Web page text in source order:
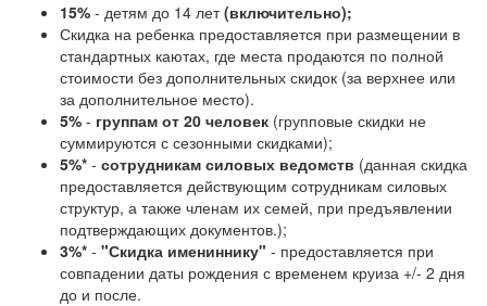
15% - детям до 14 лет(включительно);
Скидка на ребенка предоставляется при размещении в
стандартных каютах, где места продаются по полной
стоимости без дополнительных скидок (за верхнее или
за дополнительное место).
5% - группам от 20 человек (групповые скидки не
суммируются с сезонными скидками);
5%* - сотрудникам силовых ведомств (данная скидка
предоставляется действующим сотрудникам силовых
структур, а также членам их семей, при предъявлении
подтверждающих документов.);
3%* - "Скидка имениннику" - предоставляется при
совпадении даты рождения с временем круиза +/- 2 дня
до и после.